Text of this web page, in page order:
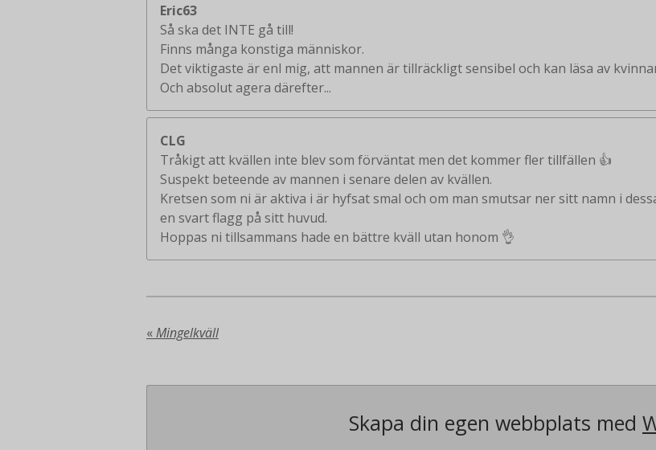
Eric63
Så ska det INTE gå till!
Finns många konstiga människor.
Det viktigaste är enl mig, att mannen är tillräckligt sensibel och kan läsa av
Och absolut agera därefter...
CLG
Tråkigt att kvällen inte blev som förväntat men det kommer fler tillfällen 👍
Suspekt beteende av mannen i senare delen av kvällen.
Kretsen som ni är aktiva i är hyfsat smal och om man smutsar ner sitt namn i
en svart flagg på sitt huvud.
Hoppas ni tillsammans hade en bättre kväll utan honom 👌
«Mingelkväll
Skapa din egen webbplats med